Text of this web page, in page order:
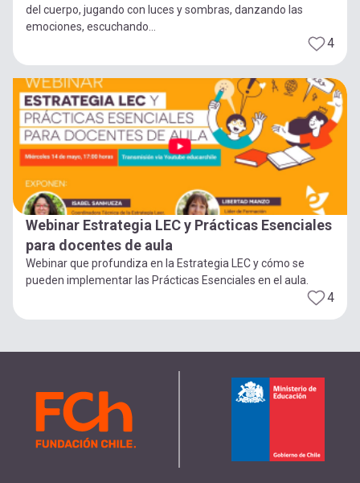
del cuerpo, jugando con luces y sombras, danzando las
emociones, escuchando...
4
Webinar Estrategia LEC y Prácticas Esenciales
para docentes de aula
Webinar que profundiza en la Estrategia LEC y cómo se
pueden implementar las Prácticas Esenciales en el aula.
4